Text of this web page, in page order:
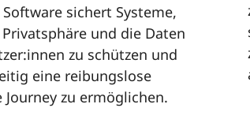
Software sichert Systeme,
und die Daten
zu schützen und
eine reibungslose
zu ermöglichen.